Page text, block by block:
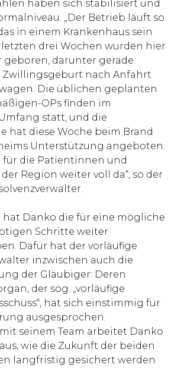
haben sich stabilisiert und
„Der Betrieb läuft so
in einem Krankenhaus sein
drei Wochen wurden hier
geboren, darunter gerade
Zwillingsgeburt nach Anfahrt
Die üblichen geplanten
OPs finden im
statt, und die
hat diese Woche beim Brand
Unterstützung angeboten.
für die Patientinnen und
Region weiter voll da“, so der
hat Danko die für eine mögliche
Schritte weiter
Dafür hat der vorläufige
inzwischen auch die
der Gläubiger: Deren
der sog. „vorläufige
hat sich einstimmig für
ausgesprochen.
seinem Team arbeitet Danko
wie die Zukunft der beiden
langfristig gesichert werden